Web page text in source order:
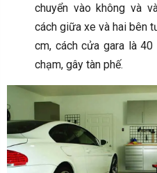
chuyển vào không và
cách giữa xe và hai bên
cm, cách cửa gara là
chạm, gây tàn phế.